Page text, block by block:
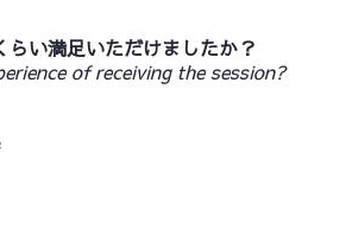
らい満足いただけましたか？
of receiving the session?